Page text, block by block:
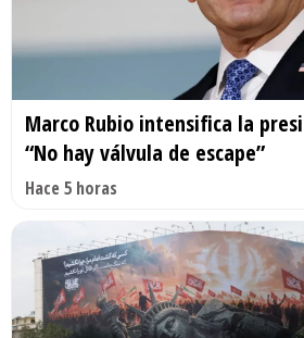
Marco Rubio intensifica la
“No hay válvula de escape”
Hace 5 horas